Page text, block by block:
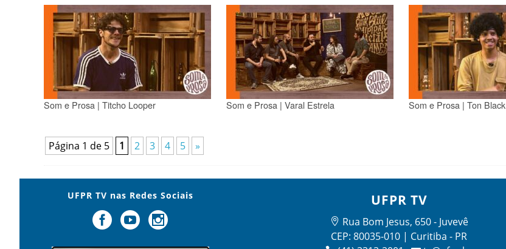
Som e Prosa | Titcho Looper Som e Prosa | Varal Estrela Som e Prosa | Ton Black
Página 1 de 5 1 2 3 4 5 »
UFPR TV nas Redes Sociais UFPR TV
Rua Bom Jesus, 650 - Juvevê
CEP: 80035-010 | Curitiba - PR